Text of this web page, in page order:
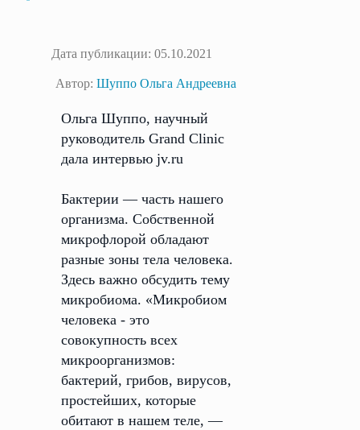
Дата публикации: 05.10.2021
Автор: Шуппо Ольга Андреевна
Ольга Шуппо, научный
руководитель Grand Clinic
дала интервью jv.ru
Бактерии — часть нашего
организма. Собственной
микрофлорой обладают
разные зоны тела человека.
Здесь важно обсудить тему
микробиома. «Микробиом
человека - это
совокупность всех
микроорганизмов:
бактерий, грибов, вирусов,
простейших, которые
обитают в нашем теле, —